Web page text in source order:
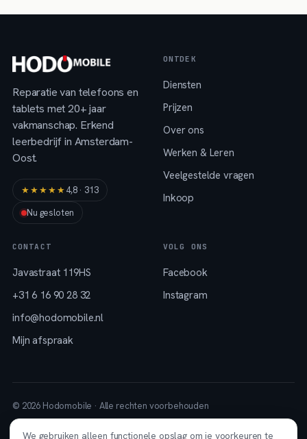
Reparatie van telefoons en
tablets met 20+ jaar
vakmanschap. Erkend
leerbedrijf in Amsterdam-
Oost.
★★★★★4,8 · 313
Nu gesloten
ONTDEK
Diensten
Prijzen
Over ons
Werken & Leren
Veelgestelde vragen
Inkoop
CONTACT
Javastraat 119HS
+31 6 16 90 28 32
info@hodomobile.nl
Mijn afspraak
VOLG ONS
Facebook
Instagram
© 2026 Hodomobile · Alle rechten voorbehouden
Algemene voorwaarden
We gebruiken alleen functionele opslag om je voorkeuren te